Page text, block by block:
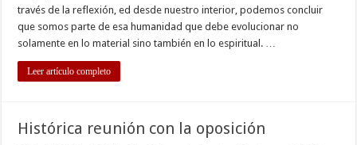
través de la reflexión, ed desde nuestro interior, podemos concluir
que somos parte de esa humanidad que debe evolucionar no
solamente en lo material sino también en lo espiritual. …
Leer artículo completo
Histórica reunión con la oposición